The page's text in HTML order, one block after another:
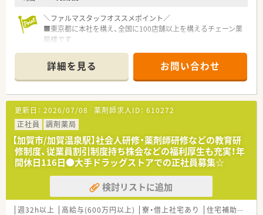
を得ながら、残業なしで働きたい方に最適です。
■チームワークを大切にし、社内イベントなども楽しみながら人
間関係の良い職場で長く勤務したい方にお勧めです。
わり、薬剤師としての幅を広げたい方にぴったりです。
＼ファルマスタッフオススメポイント／
■東京都に本社を構え、全国に100店舗以上を構えるチェーン薬
局様です
得実績もございます
■退職金制度や社員旅行、各種保険完備など福利厚生も整えられ
ています
詳細を見る お問い合わせ
更新日： 2026/07/08 薬剤師求人ID： 610272
正社員
調剤薬局
【加賀市/加賀温泉駅】社会人研修・薬剤師研修などの教育研
修制度、従業員割引制度持ち株会などの福利厚生も充実！年
間休日116日●大手ドラッグストアでの正社員募集☆
検討リストに追加
週32h以上 高給与(600万円以上) 寮・借上社宅あり 住宅補助(手当)あり